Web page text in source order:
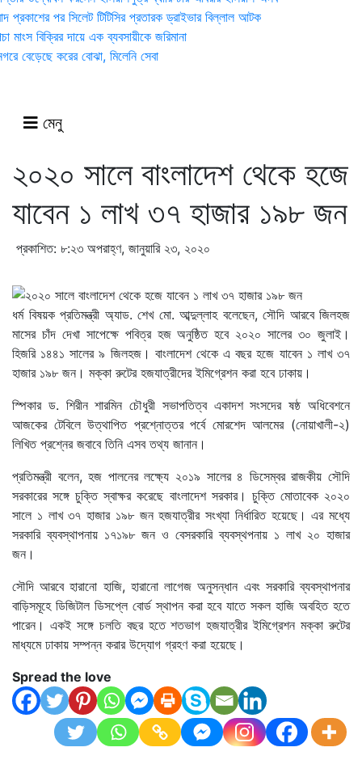
প্রকাশের পর সিলেট টিটিসির প্রতারক ড্রাইভার বিল্লাল আটক
মাংস বিক্রির দায়ে এক ব্যবসায়ীকে জরিমানা
বেড়েছে করের বোঝা, মিলেনি সেবা
মেনু
২০২০ সালে বাংলাদেশ থেকে হজে
যাবেন ১ লাখ ৩৭ হাজার ১৯৮ জন
প্রকাশিত: ৮:২৩ অপরাহ্ণ, জানুয়ারি ২৩, ২০২০
ধর্ম বিষয়ক প্রতিমন্ত্রী অ্যাড. শেখ মো. আব্দুল্লাহ বলেছেন, সৌদি আরবে জিলহজ
মাসের চাঁদ দেখা সাপেক্ষে পবিত্র হজ অনুষ্ঠিত হবে ২০২০ সালের ৩০ জুলাই।
হিজরি ১৪৪১ সালের ৯ জিলহজ। বাংলাদেশ থেকে এ বছর হজে যাবেন ১ লাখ ৩৭
হাজার ১৯৮ জন। মক্কা রুটের হজযাত্রীদের ইমিগ্রেশন করা হবে ঢাকায়।
স্পিকার ড. শিরীন শারমিন চৌধুরী সভাপতিত্ব একাদশ সংসদের ষষ্ঠ অধিবেশনে
আজকের টেবিলে উত্থাপিত প্রশ্নোত্তর পর্বে মোরশেদ আলমের (নোয়াখালী-২)
লিখিত প্রশ্নের জবাবে তিনি এসব তথ্য জানান।
প্রতিমন্ত্রী বলেন, হজ পালনের লক্ষ্যে ২০১৯ সালের ৪ ডিসেম্বর রাজকীয় সৌদি
সরকারের সঙ্গে চুক্তি স্বাক্ষর করেছে বাংলাদেশ সরকার। চুক্তি মোতাবেক ২০২০
সালে ১ লাখ ৩৭ হাজার ১৯৮ জন হজযাত্রীর সংখ্যা নির্ধারিত হয়েছে। এর মধ্যে
সরকারি ব্যবস্থাপনায় ১৭১৯৮ জন ও বেসরকারি ব্যবস্থপনায় ১ লাখ ২০ হাজার
জন।
সৌদি আরবে হারানো হাজি, হারানো লাগেজ অনুসন্ধান এবং সরকারি ব্যবস্থাপনার
বাড়িসমূহে ডিজিটাল ডিসপ্লে বোর্ড স্থাপন করা হবে যাতে সকল হাজি অবহিত হতে
পারেন। একই সঙ্গে চলতি বছর হতে শতভাগ হজযাত্রীর ইমিগ্রেশন মক্কা রুটের
মাধ্যমে ঢাকায় সম্পন্ন করার উদ্যোগ গ্রহণ করা হয়েছে।
Spread the love